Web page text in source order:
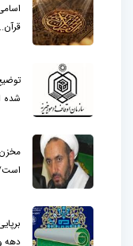
شده
مخزن
دهه